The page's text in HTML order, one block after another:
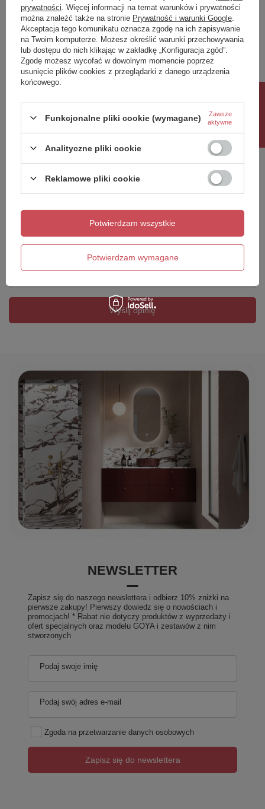
Napisz swoją opinię
Twoja ocena:
5/5
Dodaj własne zdjęcie produktu:
Twoje imię
Wyślij opinię
NEWSLETTER
Zapisz się do naszego newslettera i odbierz 10% zniżki na
pierwsze zakupy! Pierwszy dowiedz się o nowościach i
promocjach! * Rabat nie dotyczy produktów z wyprzedaży i
ofert specjalnych oraz modelu GOYA i zestawów z nim
stworzonych
Podaj swoje imię
Podaj swój adres e-mail
Zgoda na przetwarzanie danych osobowych
Zapisz się do newslettera
prywatności . Więcej informacji na temat warunków i prywatności
można znaleźć także na stronie Prywatność i warunki Google
Akceptacja tego komunikatu oznacza zgodę na ich zapisywanie
na Twoim komputerze. Możesz określić warunki przechowywania
lub dostępu do nich klikając w zakładkę „Konfiguracja zgód”.
Zgodę możesz wycofać w dowolnym momencie poprzez
usunięcie plików cookies z przeglądarki z danego urządzenia
końcowego.
Funkcjonalne pliki cookie (wymagane)
Zawsze
aktywne
Analityczne pliki cookie
Reklamowe pliki cookie
Potwierdzam wymagane
Potwierdzam wszystkie